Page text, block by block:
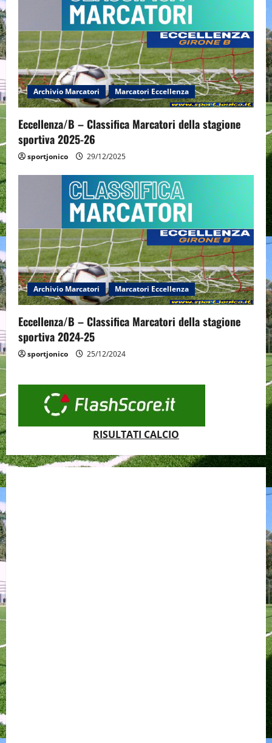
Archivio Marcatori Marcatori Eccellenza
Eccellenza/B – Classifica Marcatori della stagione
sportiva 2025-26
sportjonico 29/12/2025
Archivio Marcatori Marcatori Eccellenza
Eccellenza/B – Classifica Marcatori della stagione
sportiva 2024-25
sportjonico 25/12/2024
RISULTATI CALCIO